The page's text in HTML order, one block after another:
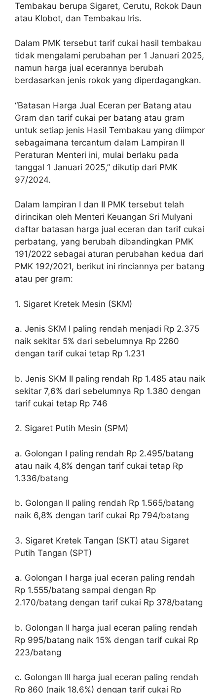
Tembakau berupa Sigaret, Cerutu, Rokok Daun
atau Klobot, dan Tembakau Iris.
Dalam PMK tersebut tarif cukai hasil tembakau
tidak mengalami perubahan per 1 Januari 2025,
namun harga jual ecerannya berubah
berdasarkan jenis rokok yang diperdagangkan.
“Batasan Harga Jual Eceran per Batang atau
Gram dan tarif cukai per batang atau gram
untuk setiap jenis Hasil Tembakau yang diimpor
sebagaimana tercantum dalam Lampiran II
Peraturan Menteri ini, mulai berlaku pada
tanggal 1 Januari 2025,” dikutip dari PMK
97/2024.
Dalam lampiran I dan II PMK tersebut telah
dirincikan oleh Menteri Keuangan Sri Mulyani
daftar batasan harga jual eceran dan tarif cukai
perbatang, yang berubah dibandingkan PMK
191/2022 sebagai aturan perubahan kedua dari
PMK 192/2021, berikut ini rinciannya per batang
atau per gram:
1. Sigaret Kretek Mesin (SKM)
a. Jenis SKM I paling rendah menjadi Rp 2.375
naik sekitar 5% dari sebelumnya Rp 2260
dengan tarif cukai tetap Rp 1.231
b. Jenis SKM II paling rendah Rp 1.485 atau naik
sekitar 7,6% dari sebelumnya Rp 1.380 dengan
tarif cukai tetap Rp 746
2. Sigaret Putih Mesin (SPM)
a. Golongan I paling rendah Rp 2.495/batang
atau naik 4,8% dengan tarif cukai tetap Rp
1.336/batang
b. Golongan II paling rendah Rp 1.565/batang
naik 6,8% dengan tarif cukai Rp 794/batang
3. Sigaret Kretek Tangan (SKT) atau Sigaret
Putih Tangan (SPT)
a. Golongan I harga jual eceran paling rendah
Rp 1.555/batang sampai dengan Rp
2.170/batang dengan tarif cukai Rp 378/batang
b. Golongan II harga jual eceran paling rendah
Rp 995/batang naik 15% dengan tarif cukai Rp
223/batang
c. Golongan III harga jual eceran paling rendah
Rp 860 (naik 18,6%) dengan tarif cukai Rp